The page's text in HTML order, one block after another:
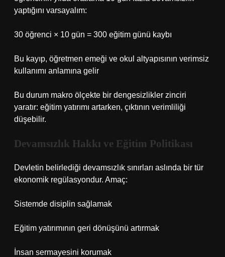
yaptığını varsayalım:
30 öğrenci × 10 gün = 300 eğitim günü kaybı
Bu kayıp, öğretmen emeği ve okul altyapısının verimsiz
kullanımı anlamına gelir
Bu durum makro ölçekte bir dengesizlikler zinciri
yaratır: eğitim yatırımı artarken, çıktının verimliliği
düşebilir.
Devamsızlık Hakkı ve Eğitim Politikası
Devletin belirlediği devamsızlık sınırları aslında bir tür
ekonomik regülasyondur. Amaç:
Sistemde disiplin sağlamak
Eğitim yatırımının geri dönüşünü artırmak
İnsan sermayesini korumak